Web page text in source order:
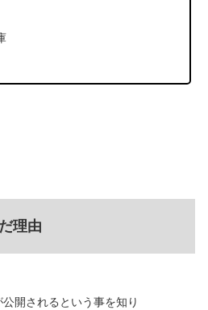
理由
公開されるという事を知り